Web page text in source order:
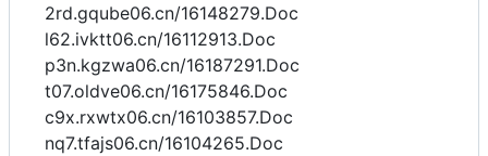
2rd.gqube06.cn/16148279.Doc
l62.ivktt06.cn/16112913.Doc
p3n.kgzwa06.cn/16187291.Doc
t07.oldve06.cn/16175846.Doc
c9x.rxwtx06.cn/16103857.Doc
nq7.tfajs06.cn/16104265.Doc